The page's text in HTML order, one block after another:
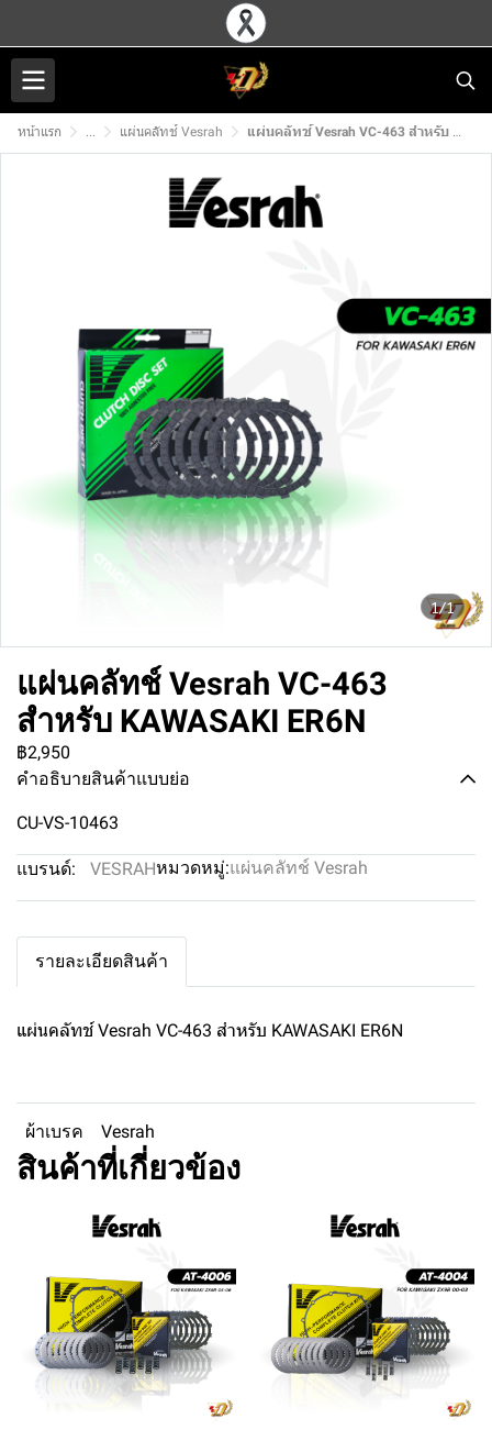
หน้าแรก ... แผ่นคลัทช์ Vesrah แผ่นคลัทช์ Vesrah VC-463 สำหรับ KAWASAKI ER6N
1/1
แผ่นคลัทช์ Vesrah VC-463
สำหรับ KAWASAKI ER6N
฿2,950
คำอธิบายสินค้าแบบย่อ
CU-VS-10463
แบรนด์: VESRAHหมวดหมู่:แผ่นคลัทช์ Vesrah
รายละเอียดสินค้า
แผ่นคลัทช์ Vesrah VC-463 สำหรับ KAWASAKI ER6N
ผ้าเบรค Vesrah
สินค้าที่เกี่ยวข้อง